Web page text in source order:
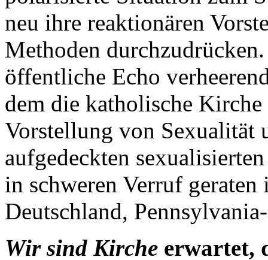
neu ihre reaktionären
Methoden
öffentliche Echo
dem die katholische
Vorstellung von Sexualität
aufgedeckten
in schweren Verruf
Deutschland,
Wir sind Kirche erwartet,